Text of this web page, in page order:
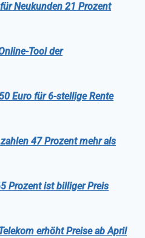
Neukunden 21 Prozent
Tool der
Euro für 6-stellige Rente
47 Prozent mehr als
Prozent ist billiger Preis
erhöht Preise ab April